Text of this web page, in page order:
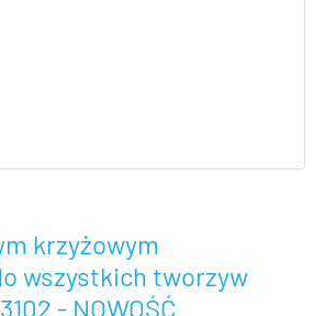
krzyżowym
wszystkich tworzyw
- NOWOŚĆ